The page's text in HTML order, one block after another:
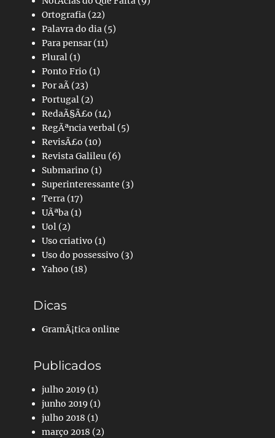
Ortografia (22)
Palavra do dia (5)
Para pensar(11)
Plural (1)
Ponto Frio (1)
Por aÃ­ (23)
Portugal (2)
RedaÃ§Ã£o (14)
RegÃªncia verbal (5)
RevisÃ£o (10)
Revista Galileu (6)
Submarino (1)
Superinteressante (3)
Terra (17)
UÃªba (1)
Uol (2)
Uso criativo (1)
Uso do possessivo (3)
Yahoo (18)
Dicas
GramÃ¡tica online
Publicados
julho 2019 (1)
junho 2019 (1)
julho 2018 (1)
março 2018 (2)